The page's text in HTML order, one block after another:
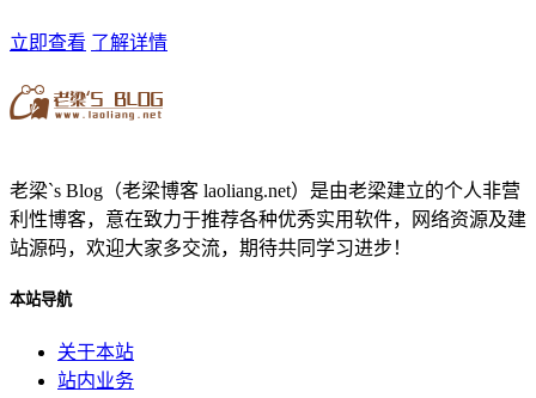
立即查看 了解详情
老梁`s Blog（老梁博客 laoliang.net）是由老梁建立的个人非营
利性博客，意在致力于推荐各种优秀实用软件，网络资源及建
站源码，欢迎大家多交流，期待共同学习进步！
本站导航
关于本站
站内业务